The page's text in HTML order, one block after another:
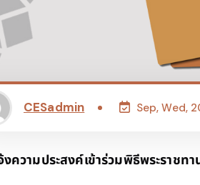
CESadmin Sep, Wed,
งความประสงค์เข้าร่วมพิธีพระราช